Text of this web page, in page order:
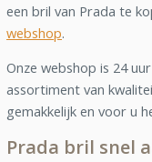
een bril van Prada te
webshop.
Onze webshop is 24
assortiment van
gemakkelijk en voor u
Prada bril snel